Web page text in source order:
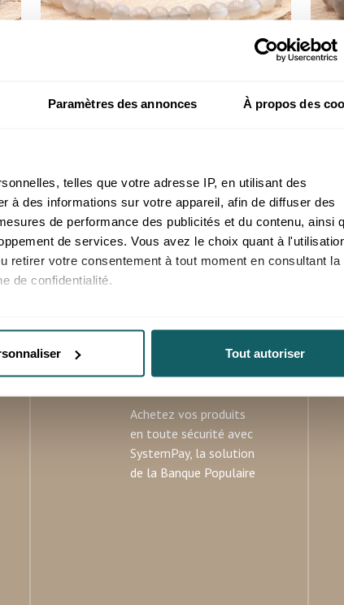
Paramètres des annonces À propos des
telles que votre adresse IP, en utilisant des
à des informations sur votre appareil, afin de diffuser des
de performance des publicités et du contenu, ainsi
de services. Vous avez le choix quant à
retirer votre consentement à tout moment en consultant la
de confidentialité.
en relever les caractéristiques spécifiques (empreintes
à tout moment à partir de la déclaration sur les
et les annonces, d'offrir des fonctionnalités relatives aux
des informations sur l'utilisation de notre site avec nos
Tout autoriser
Prix reservé aux professionnels, merci de
vous inscrire ou de vous connecter
Inde
Achetez vos produits
en toute sécurité avec
SystemPay, la solution
de la Banque Populaire